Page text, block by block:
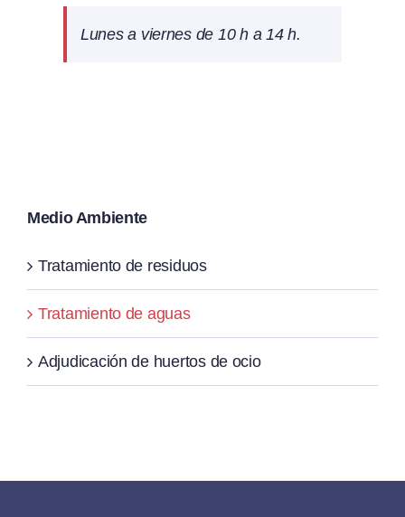
Lunes a viernes de 10 h a 14 h.
Medio Ambiente
Tratamiento de residuos
Tratamiento de aguas
Adjudicación de huertos de ocio